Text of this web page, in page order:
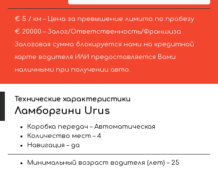
€ 5 / км – Цена за превышение лимита по пробегу
€ 20000 – Залог/Ответственность/Франшиза.
Залоговая сумма блокируется нами на кредитной
карте водителя ИЛИ предоставляется Вами
наличными при получении авто.
Технические характеристики
Ламборгини Urus
Коробка передач – Автоматическая
Количество мест – 4
Навигация – да
Минимальный возраст водителя (лет) – 25